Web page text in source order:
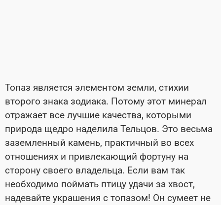
Топаз является элементом земли, стихии
второго знака зодиака. Потому этот минерал
отражает все лучшие качества, которыми
природа щедро наделила Тельцов. Это весьма
заземленный камень, практичный во всех
отношениях и привлекающий фортуну на
сторону своего владельца. Если вам так
необходимо поймать птицу удачи за хвост,
надевайте украшения с топазом! Он сумеет не